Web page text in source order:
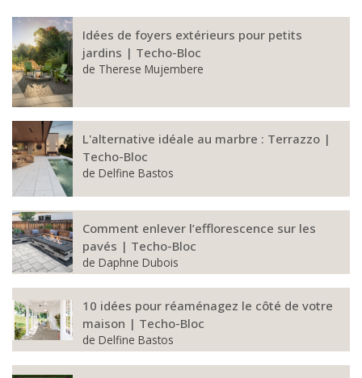
Idées de foyers extérieurs pour petits
jardins | Techo-Bloc
de Therese Mujembere
L'alternative idéale au marbre : Terrazzo |
Techo-Bloc
de Delfine Bastos
Comment enlever l’efflorescence sur les
pavés | Techo-Bloc
de Daphne Dubois
10 idées pour réaménagez le côté de votre
maison | Techo-Bloc
de Delfine Bastos